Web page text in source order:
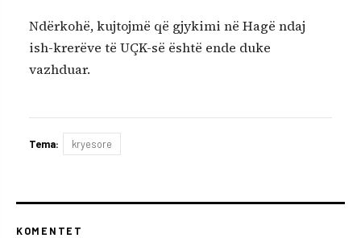
Ndërkohë, kujtojmë që gjykimi në Hagë ndaj
ish-krerëve të UÇK-së është ende duke
vazhduar.
Tema: kryesore
KOMENTET